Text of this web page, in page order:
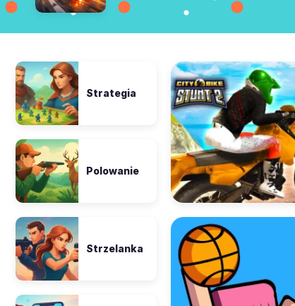
Strategia
Polowanie
Strzelanka